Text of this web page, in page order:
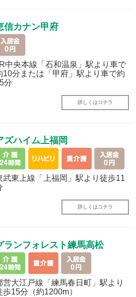
信カナン甲府
中央本線「石和温泉」駅より車で
10分または「甲府」駅より車で約
分
詳しくはコチラ
ズハイム上福岡
武東上線「上福岡」駅より徒歩11
詳しくはコチラ
ランフォレスト練馬高松
営大江戸線「練馬春日町」駅より
歩15分（約1200m）